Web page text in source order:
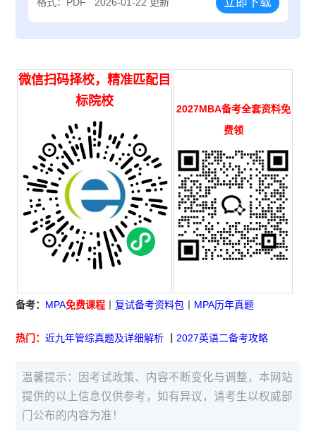
格式：PDF 2026-01-22 更新
微信扫码择校，精准匹配目
标院校
2027MBA备考全套资料免
费领
备考： MPA免费课程 丨复试备考资料包 MPA历年真题
热门：近九年管综真题及详细解析 丨2027英语二备考攻略
温馨提示：因考试政策、内容不断变化与调整，本网站
提供的以上信息仅供参考，如有异议，请考生以权威部
门公布的内容为准！